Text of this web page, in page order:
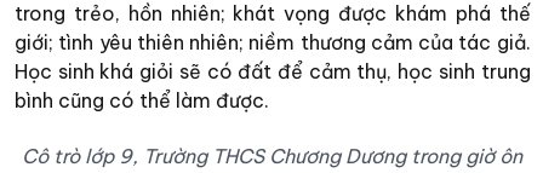
trong trẻo, hồn nhiên; khát vọng được khám phá thế
giới; tình yêu thiên nhiên; niềm thương cảm của tác giả.
Học sinh khá giỏi sẽ có đất để cảm thụ, học sinh trung
bình cũng có thể làm được.
Cô trò lớp 9, Trường THCS Chương Dương trong giờ ôn